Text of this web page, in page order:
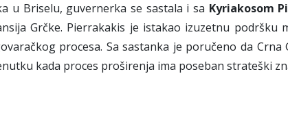
u Briselu, guvernerka se sastala i sa Kyriakosom
Grčke. Pierrakakis je istakao izuzetnu podršku
procesa. Sa sastanka je poručeno da
kada proces proširenja ima poseban strateški